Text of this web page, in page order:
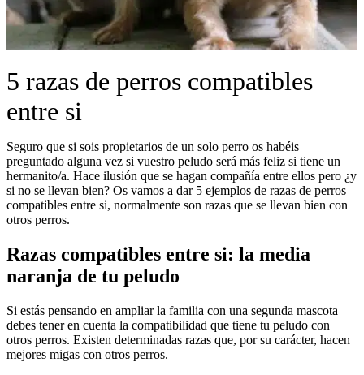
5 razas de perros compatibles
entre si
Seguro que si sois propietarios de un solo perro os habéis
preguntado alguna vez si vuestro peludo será más feliz si tiene un
hermanito/a. Hace ilusión que se hagan compañía entre ellos pero ¿y
si no se llevan bien? Os vamos a dar 5 ejemplos de razas de perros
compatibles entre si, normalmente son razas que se llevan bien con
otros perros.
Razas compatibles entre si: la media
naranja de tu peludo
Si estás pensando en ampliar la familia con una segunda mascota
debes tener en cuenta la compatibilidad que tiene tu peludo con
otros perros. Existen determinadas razas que, por su carácter, hacen
mejores migas con otros perros.